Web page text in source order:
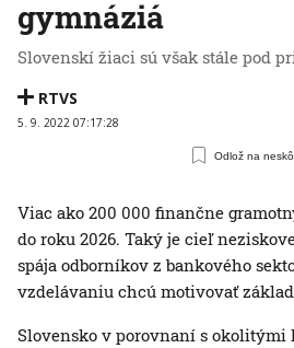
gymnáziá
Slovenskí žiaci sú však stále pod
RTVS
5. 9. 2022 07:17:28
Odlož na
Viac ako 200 000 finančne
do roku 2026. Taký je cieľ
spája odborníkov z bankového
vzdelávaniu chcú motivovať
Slovensko v porovnaní s okolitými